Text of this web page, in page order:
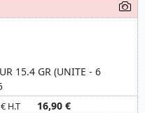
15.4 GR (UNITE - 6
H.T 16,90 €